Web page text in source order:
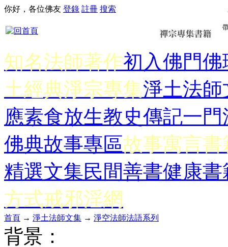
你好，各位佛友 登錄 註冊 搜索
知名法師著作初入佛門佛
土經典淨宗專集淨土法師
應素食放生教史傳記一門
佛典故事專區故事寓言書
精選文集民間善書健康書
方式戒邪淫網
首頁 → 淨土法師文集 → 淨空法師法語系列
背景：